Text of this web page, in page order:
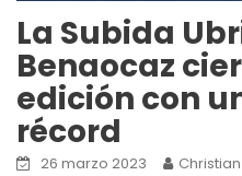
La Subida
Benaocaz
edición con
récord
26 marzo 2023